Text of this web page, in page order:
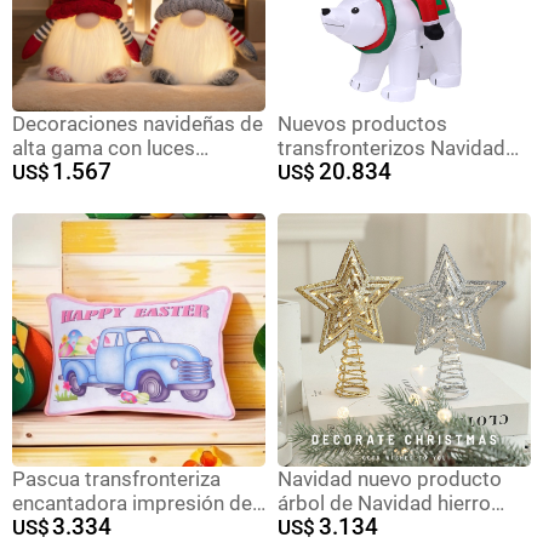
Decoraciones navideñas de
alta gama con luces
sombrero de punto
Rudolf decoración creativa
regalo al por mayor
US$ 1.567
Nuevos productos
transfronterizos Navidad
infláble decoración 1.8m
decoración luminosa patio
US$ 20.834
Pascua transfronteriza
encantadora impresión de
camión almohada de
US$3.334
Navidad nuevo producto
árbol de Navidad hierro
forjado polvo pegajoso top
US$ 3.134